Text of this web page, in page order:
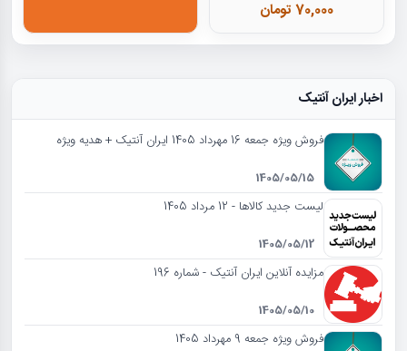
70,000 تومان
اخبار ایران آنتیک
فروش ویژه جمعه 16 مهرداد 1405 ایران آنتیک + هدیه ویژه
1405/05/15
لیست جدید کالاها - 12 مرداد 1405
1405/05/12
مزایده آنلاین ایران آنتیک - شماره 196
1405/05/10
فروش ویژه جمعه 9 مهرداد 1405